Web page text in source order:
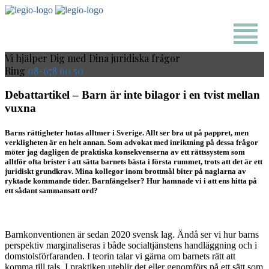
Vi hjälper Dig med Dina juridiska frågor
Ring 08-678 60 50
Debattartikel – Barn är inte bilagor i en tvist mellan
vuxna
Barns rättigheter hotas alltmer i Sverige. Allt ser bra ut på pappret, men
verkligheten är en helt annan. Som advokat med inriktning på dessa frågor
möter jag dagligen de praktiska konsekvenserna av ett rättssystem som
alltför ofta brister i att sätta barnets bästa i första rummet, trots att det är ett
juridiskt grundkrav. Mina kollegor inom brottmål biter på naglarna av
ryktade kommande tider. Barnfängelser? Hur hamnade vi i att ens hitta på
ett sådant sammansatt ord?
Barnkonventionen är sedan 2020 svensk lag. Ändå ser vi hur barns
perspektiv marginaliseras i både socialtjänstens handläggning och i
domstolsförfaranden. I teorin talar vi gärna om barnets rätt att
komma till tals. I praktiken uteblir det eller genomförs på ett sätt som